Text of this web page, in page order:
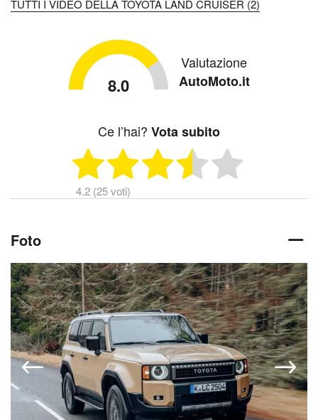
TUTTI I VIDEO DELLA TOYOTA LAND CRUISER (2)
8.0
Valutazione
AutoMoto.it
Ce l’hai? Vota subito
4.2 (25 voti)
Foto